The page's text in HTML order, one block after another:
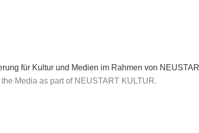
für Kultur und Medien im Rahmen von
Media as part of NEUSTART KULTUR.